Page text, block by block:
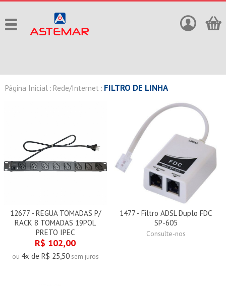
Página Inicial : Rede/Internet : FILTRO DE LINHA
12677 - REGUA TOMADAS P/
RACK 8 TOMADAS 19POL
PRETO IPEC
R$ 102,00
ou 4x de R$ 25,50sem juros
1477 - Filtro ADSL Duplo FDC
SP-605
Consulte-nos